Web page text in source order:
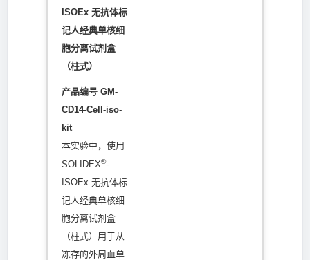
ISOEx 无抗体标
记人经典单核细
胞分离试剂盒
（柱式）
产品编号 GM-
CD14-Cell-iso-
kit
本实验中，使用
SOLIDEX®-
ISOEx 无抗体标
记人经典单核细
胞分离试剂盒
（柱式）用于从
冻存的外周血单